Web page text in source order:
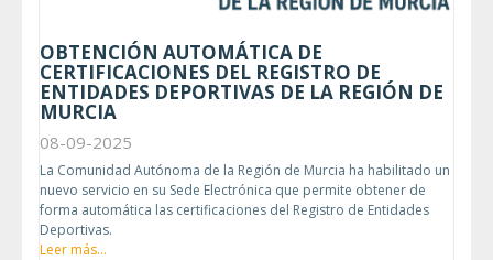
OBTENCIÓN AUTOMÁTICA DE
CERTIFICACIONES DEL REGISTRO DE
ENTIDADES DEPORTIVAS DE LA REGIÓN DE
MURCIA
08-09-2025
La Comunidad Autónoma de la Región de Murcia ha habilitado un
nuevo servicio en su Sede Electrónica que permite obtener de
forma automática las certificaciones del Registro de Entidades
Deportivas.
Leer más...